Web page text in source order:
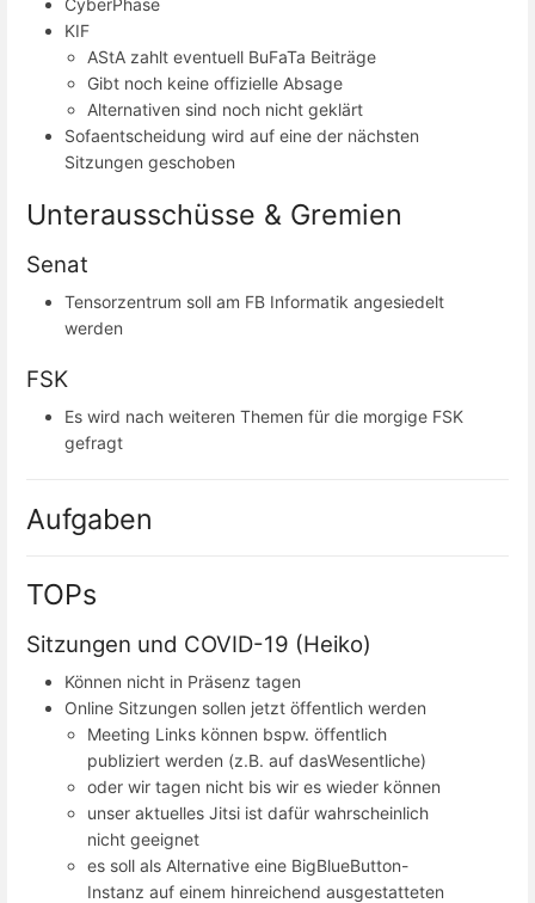
CyberPhase
KIF
AStA zahlt eventuell BuFaTa Beiträge
Gibt noch keine offizielle Absage
Alternativen sind noch nicht geklärt
Sofaentscheidung wird auf eine der nächsten
Sitzungen geschoben
Unterausschüsse & Gremien
Senat
Tensorzentrum soll am FB Informatik angesiedelt
werden
FSK
Es wird nach weiteren Themen für die morgige FSK
gefragt
Aufgaben
TOPs
Sitzungen und COVID-19 (Heiko)
Können nicht in Präsenz tagen
Online Sitzungen sollen jetzt öffentlich werden
Meeting Links können bspw. öffentlich
publiziert werden (z.B. auf dasWesentliche)
oder wir tagen nicht bis wir es wieder können
unser aktuelles Jitsi ist dafür wahrscheinlich
nicht geeignet
es soll als Alternative eine BigBlueButton-
Instanz auf einem hinreichend ausgestatteten